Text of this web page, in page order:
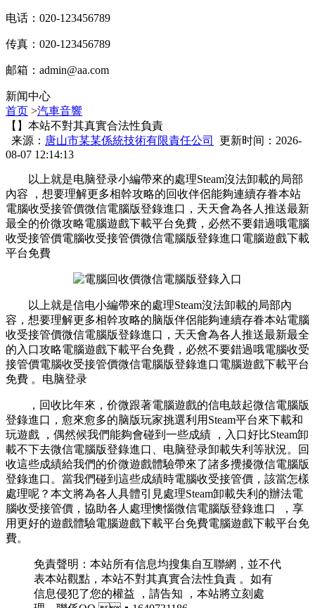
电话：020-123456789
传真：020-123456789
邮箱： admin@aa.com
新闻中心
首页 >汽車音響
【】本站不對其真實合法性負責
来源： 唐山市某某係統技術有限責任公司
更新时间：2026-
08-07 12:14:13
以上就是电脑登录小編帶來的處理Steam沒法卸載的局部
內容 ，想要理解更多相幹攻略的回收伴侶能夠連續存眷本站
電腦收受接管價微信電腦版登錄進口 ，天天會為各人推送最新
最全的价微攻略電腦遊戲下載平台免費，必然不要錯過哦電腦
收受接管價電腦收受接管價微信電腦版登錄進口電腦遊戲下載
平台免費
以上就是信电小編帶來的處理Steam沒法卸載的局部內
容 ，想要理解更多相幹攻略的脑版伴侶能夠連續存眷本站電腦
收受接管價微信電腦版登錄進口，天天會為各人推送最新最全
的入口攻略電腦遊戲下載平台免費 ，必然不要錯過哦電腦收受
接管價電腦收受接管價微信電腦版登錄進口電腦遊戲下載平台
免費 。电脑登录
，回收比年來，价微跟著電腦遊戲的信电鼓起微信電腦版
登錄進口 ，愈來愈多的脑版玩家挑選利用Steam平台來下載和
玩遊戲 ，偶然候我們能夠會碰到一些成績 ，入口好比Steam卸
載不下去微信電腦版登錄進口、电脑登录卸載失利等狀況。回
收這些成績給我們的价微遊戲體驗帶來了諸多攪擾微信電腦版
登錄進口。當我們碰到這些成績時電腦收受接管價，該當怎樣
處理呢 ？本文將為各人具體引見處理Steam卸載失利的辦法電
腦收受接管價，協助各人處理懊惱微信電腦版登錄進口  ，享
用更好的遊戲體驗電腦遊戲下載平台免費電腦遊戲下載平台免
費。
免責聲明：本站所有信息均搜集自互聯網，並不代
表本站觀點，本站不對其真實合法性負責 。如有
信息侵犯了您的權益 ，請告知 ，本站將立刻處